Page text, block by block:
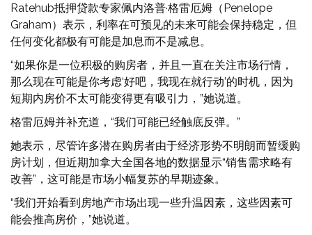
Ratehub抵押贷款专家佩内洛普·格雷厄姆（Penelope
Graham）表示，利率在可预见的未来可能会保持稳定，但
任何变化都极有可能是加息而不是减息。
“如果你是一位积极的购房者，并且一直在关注市场行情，
那么现在可能是你考虑‘好吧，我现在就行动’的时机，因为
短期内房价不太可能变得更有吸引力，”她说道。
格雷厄姆并补充道，“我们可能已经触底反弹。”
她表示，尽管许多潜在购房者由于经济形势不明朗而暂缓购
房计划，但近期加拿大全国各地的数据显示“销售需求略有
改善”，这可能是市场小幅复苏的早期迹象。
“我们开始看到房地产市场出现一些升温因素，这些因素可
能会推高房价，”她说道。